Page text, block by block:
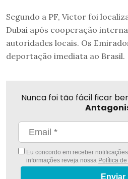
Segundo a PF, Victor foi
Dubai após cooperação
autoridades locais. Os
deportação imediata ao Brasil.
Nunca foi tão fácil ficar
Eu concordo em receber
informações reveja nossa Política
Enviar